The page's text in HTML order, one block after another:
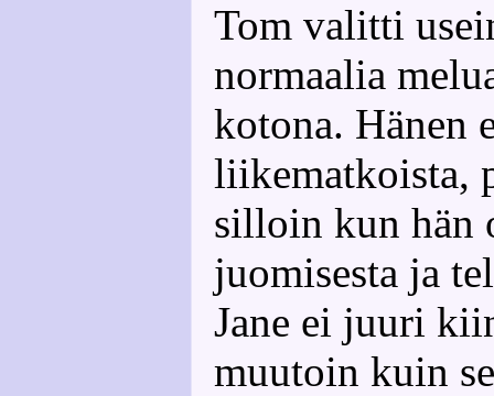
Tom valitti
normaalia
kotona. Hänen
liikematkoista,
silloin kun hän
juomisesta ja
Jane ei juuri
muutoin kuin